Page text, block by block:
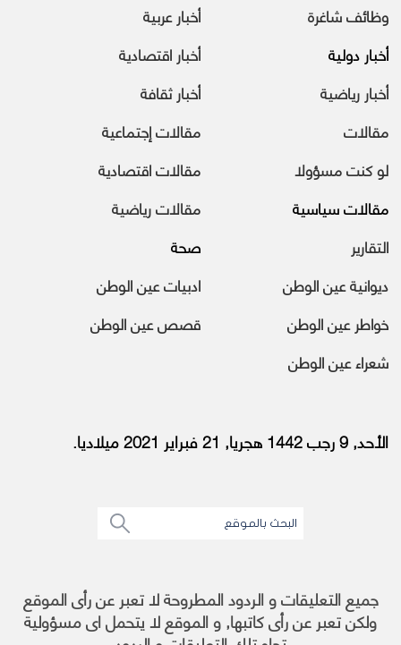
وظائف شاغرة
أخبار عربية
أخبار دولية
أخبار اقتصادية
أخبار رياضية
أخبار ثقافة
مقالات
مقالات إجتماعية
لو كنت مسؤولا
مقالات اقتصادية
مقالات سياسية
مقالات رياضية
التقارير
صحة
ديوانية عين الوطن
ادبيات عين الوطن
خواطر عين الوطن
قصص عين الوطن
شعراء عين الوطن
الأحد, 9 رجب 1442 هجريا, 21 فبراير 2021 ميلاديا.
جميع التعليقات و الردود المطروحة لا تعبر عن رأى الموقع
ولكن تعبر عن رأى كاتبها, و الموقع لا يتحمل اى مسؤولية